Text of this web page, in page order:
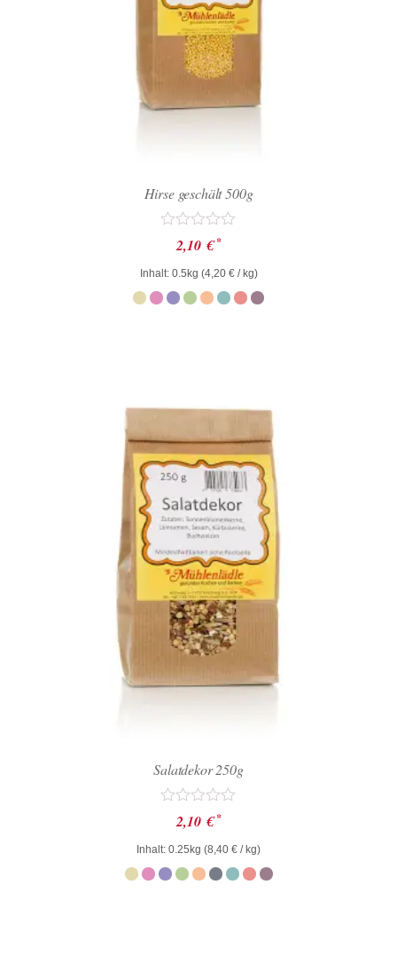
Hirse geschält 500g
Bewertet
mit
0
von
5
2,10 € *
Inhalt: 0.5kg (4,20 €/ kg)
Salatdekor 250g
Bewertet
mit
0
von
5
2,10 € *
Inhalt: 0.25kg (8,40 € / kg)